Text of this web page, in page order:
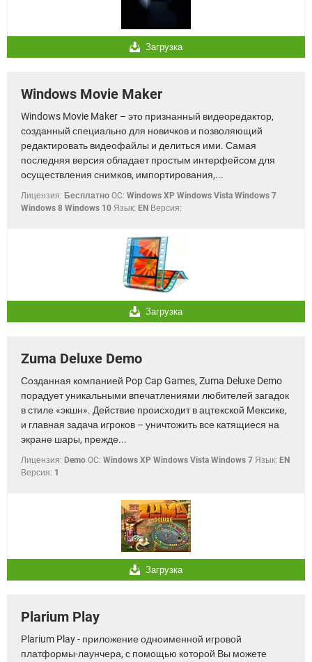
Загрузка
Windows Movie Maker
Windows Movie Maker – это признанный видеоредактор,
созданный специально для новичков и позволяющий
редактировать видеофайлы и делиться ими. Самая
последняя версия обладает простым интерфейсом для
осуществления снимков, импортирования,...
Лицензия: Бесплатно OC: Windows XP Windows Vista Windows 7
Windows 8 Windows 10 Язык: EN Версия:
Загрузка
Zuma Deluxe Demo
Созданная компанией Pop Cap Games, Zuma Deluxe Demo
порадует уникальными впечатлениями любителей загадок
в стиле «экшн». Действие происходит в ацтекской Мексике,
и главная задача игроков – уничтожить все катящиеся на
экране шары, прежде...
Лицензия: Demo OC: Windows XP Windows Vista Windows 7 Язык: EN
Версия: 1
Загрузка
Plarium Play
Plarium Play - приложение одноименной игровой
платформы-лаунчера, с помощью которой Вы можете